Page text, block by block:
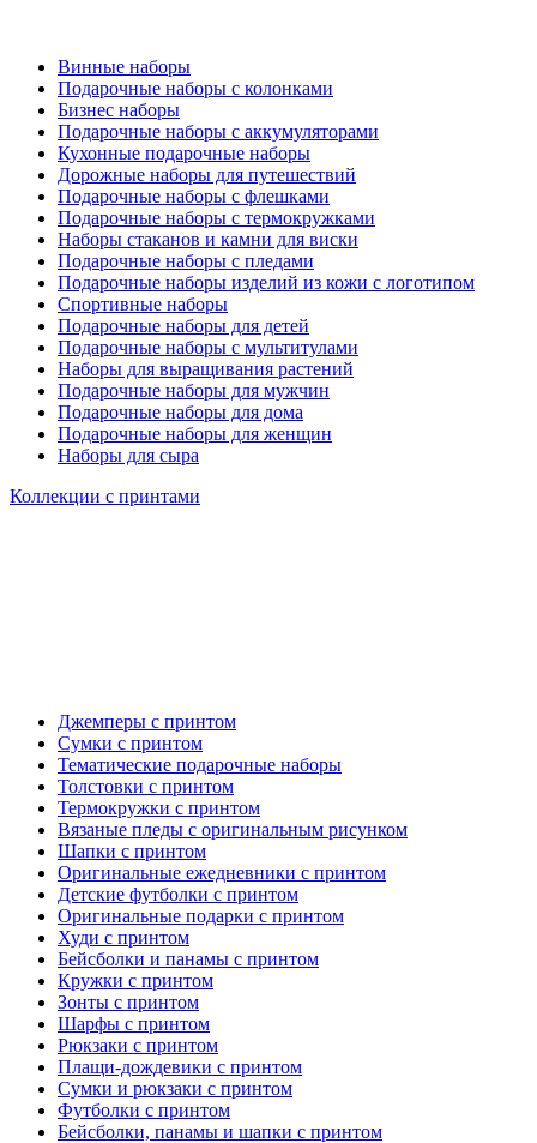
Винные наборы
Подарочные наборы с колонками
Бизнес наборы
Подарочные наборы с аккумуляторами
Кухонные подарочные наборы
Дорожные наборы для путешествий
Подарочные наборы с флешками
Подарочные наборы с термокружками
Наборы стаканов и камни для виски
Подарочные наборы с пледами
Подарочные наборы изделий из кожи с логотипом
Спортивные наборы
Подарочные наборы для детей
Подарочные наборы с мультитулами
Наборы для выращивания растений
Подарочные наборы для мужчин
Подарочные наборы для дома
Подарочные наборы для женщин
Наборы для сыра
Коллекции с принтами
Джемперы с принтом
Сумки с принтом
Тематические подарочные наборы
Толстовки с принтом
Термокружки с принтом
Вязаные пледы с оригинальным рисунком
Шапки с принтом
Оригинальные ежедневники с принтом
Детские футболки с принтом
Оригинальные подарки с принтом
Худи с принтом
Бейсболки и панамы с принтом
Кружки с принтом
Зонты с принтом
Шарфы с принтом
Рюкзаки с принтом
Плащи-дождевики с принтом
Сумки и рюкзаки с принтом
Футболки с принтом
Бейсболки, панамы и шапки с принтом